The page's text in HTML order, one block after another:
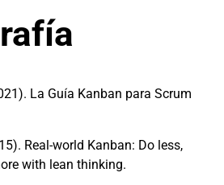
La Guía Kanban para Scrum
Real-world Kanban: Do less,
with lean thinking.